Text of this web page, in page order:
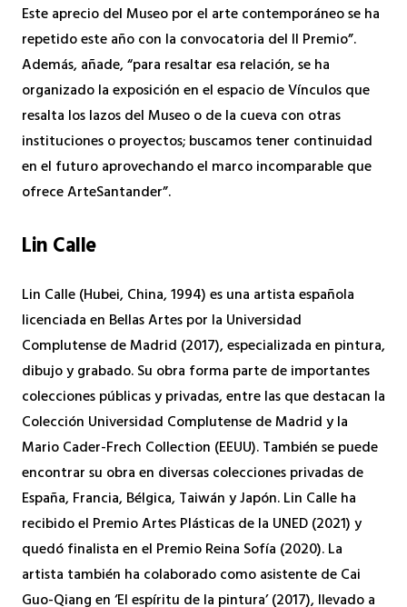
Este aprecio del Museo por el arte contemporáneo se ha
repetido este año con la convocatoria del II Premio”.
Además, añade, “para resaltar esa relación, se ha
organizado la exposición en el espacio de Vínculos que
resalta los lazos del Museo o de la cueva con otras
instituciones o proyectos; buscamos tener continuidad
en el futuro aprovechando el marco incomparable que
ofrece ArteSantander”.
Lin Calle
Lin Calle (Hubei, China, 1994) es una artista española
licenciada en Bellas Artes por la Universidad
Complutense de Madrid (2017), especializada en pintura,
dibujo y grabado. Su obra forma parte de importantes
colecciones públicas y privadas, entre las que destacan la
Colección Universidad Complutense de Madrid y la
Mario Cader-Frech Collection (EEUU). También se puede
encontrar su obra en diversas colecciones privadas de
España, Francia, Bélgica, Taiwán y Japón. Lin Calle ha
recibido el Premio Artes Plásticas de la UNED (2021) y
quedó finalista en el Premio Reina Sofía (2020). La
artista también ha colaborado como asistente de Cai
Guo-Qiang en ‘El espíritu de la pintura’ (2017), llevado a